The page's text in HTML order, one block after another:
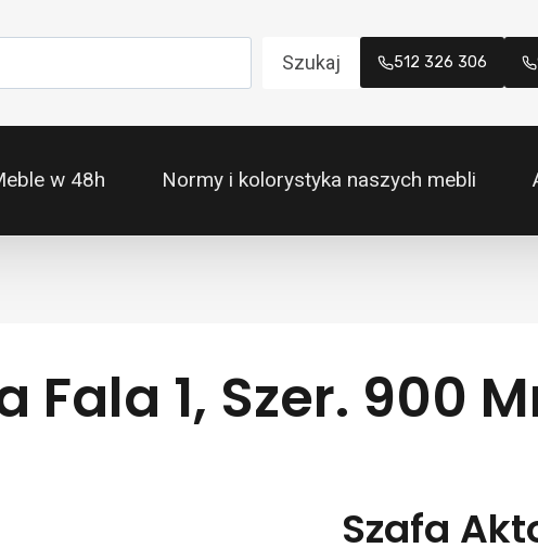
Szukaj 512 326 306
w 48h Normy i kolorystyka naszych mebli
Fala 1, Szer. 900
Szafa